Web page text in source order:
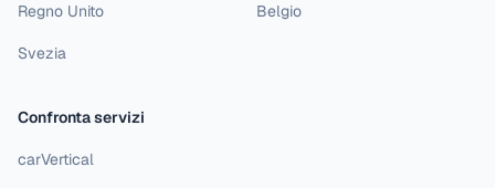
Regno Unito Belgio
Svezia
Confronta servizi
carVertical